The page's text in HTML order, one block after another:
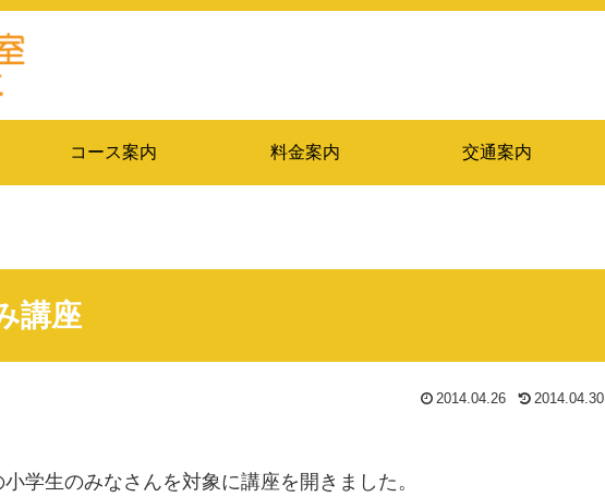
コース案内 料金案内 交通案内
講座
2014.04.26 2014.04.30
学生のみなさんを対象に講座を開きました。